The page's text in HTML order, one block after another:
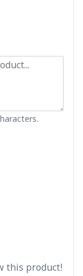
this product!